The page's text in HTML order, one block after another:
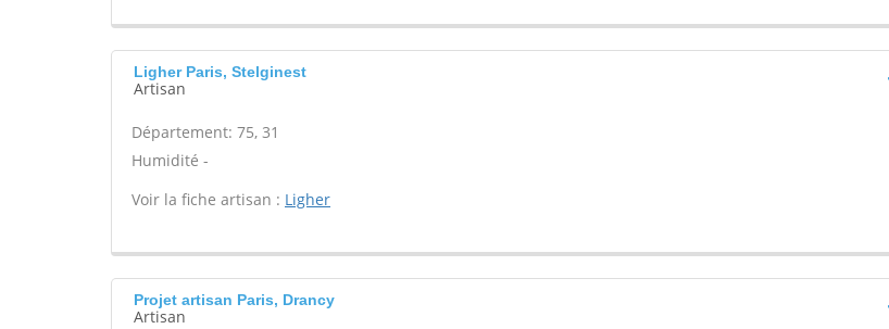
Ligher Paris, Stelginest
Artisan
Département: 75, 31
Humidité -
Voir la fiche artisan : Ligher
Projet artisan Paris, Drancy
Artisan